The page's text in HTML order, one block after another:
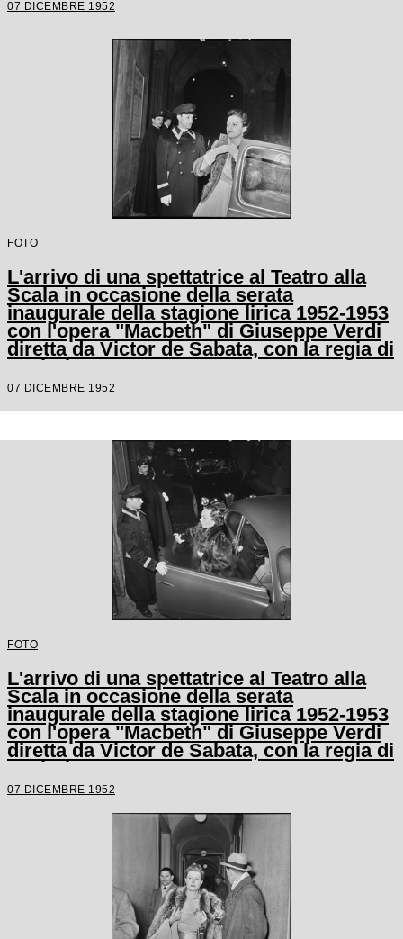
07 DICEMBRE 1952
FOTO
L'arrivo di una spettatrice al Teatro alla
Scala in occasione della serata
inaugurale della stagione lirica 1952-1953
con l'opera "Macbeth" di Giuseppe Verdi
diretta da Victor de Sabata, con la regia di
Carl Ebert
07 DICEMBRE 1952
FOTO
L'arrivo di una spettatrice al Teatro alla
Scala in occasione della serata
inaugurale della stagione lirica 1952-1953
con l'opera "Macbeth" di Giuseppe Verdi
diretta da Victor de Sabata, con la regia di
Carl Ebert
07 DICEMBRE 1952